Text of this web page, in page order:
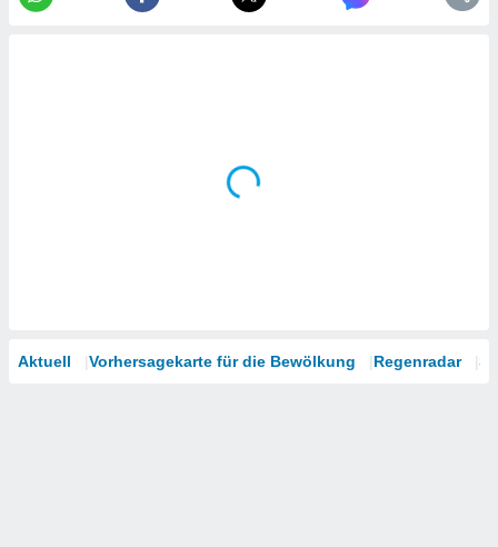
Aktuell Vorhersagekarte für die Bewölkung Regenradar